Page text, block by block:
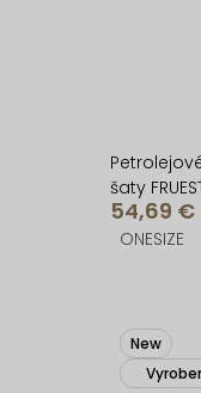
šaty
54,69 €
ONESIZE
New